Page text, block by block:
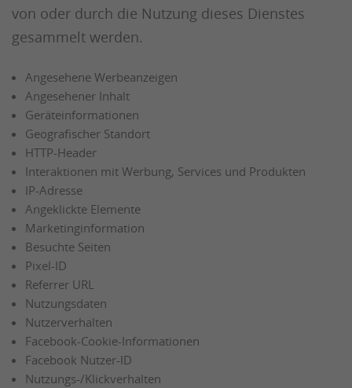
von oder durch die Nutzung dieses Dienstes
gesammelt werden.
Angesehene Werbeanzeigen
Angesehener Inhalt
Geräteinformationen
Geografischer Standort
HTTP-Header
Interaktionen mit Werbung, Services und Produkten
IP-Adresse
Angeklickte Elemente
Marketinginformation
Besuchte Seiten
Pixel-ID
Referrer URL
Nutzungsdaten
Nutzerverhalten
Facebook-Cookie-Informationen
Facebook Nutzer-ID
Nutzungs-/Klickverhalten